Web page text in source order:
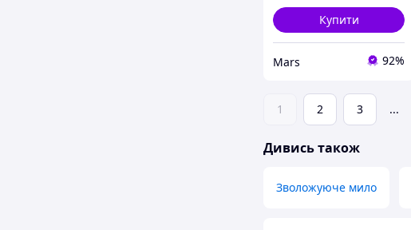
Купити
Mars 92%
1 2 3 ...
Дивись також
Зволожуюче мило